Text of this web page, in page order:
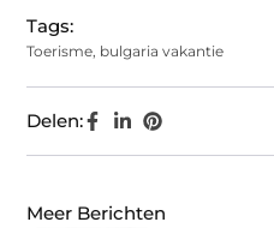
Tags:
Toerisme, bulgaria vakantie
Delen:
Meer Berichten